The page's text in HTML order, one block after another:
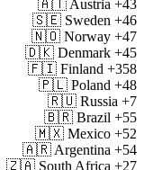
🇦🇹 Austria +43
🇸🇪 Sweden +46
🇳🇴 Norway +47
🇩🇰 Denmark +45
🇫🇮 Finland +358
🇵🇱 Poland +48
🇷🇺 Russia +7
🇧🇷 Brazil +55
🇲🇽 Mexico +52
🇦🇷 Argentina +54
🇿🇦 South Africa +27